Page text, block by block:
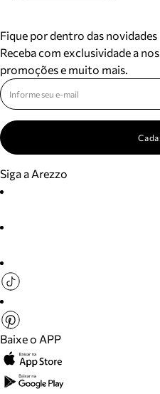
Fique por dentro das novidades
Receba com exclusividade a
promoções e muito mais.
Siga a Arezzo
Baixe o APP